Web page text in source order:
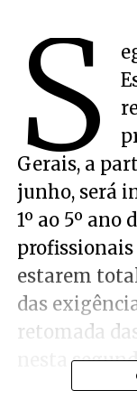
S
Gerais, a
junho, será
1º ao 5º
profissionais
estarem
das
retomada
nesta